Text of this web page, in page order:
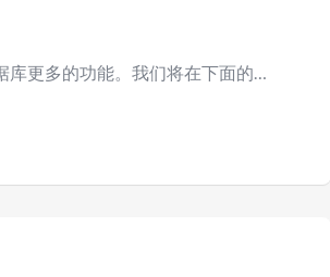
库更多的功能。我们将在下面的…